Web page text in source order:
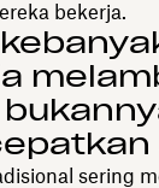
bekerja.
sering